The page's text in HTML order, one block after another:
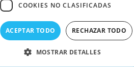
COOKIES NO CLASIFICADAS
ACEPTAR TODO RECHAZAR TODO
MOSTRAR DETALLES